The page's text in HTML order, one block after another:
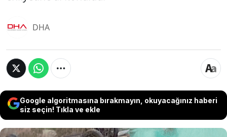
DHA
Google algoritmasına bırakmayın, okuyacağınız haberi
siz seçin! Tıkla ve ekle